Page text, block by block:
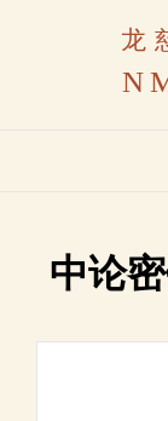
龙
中论